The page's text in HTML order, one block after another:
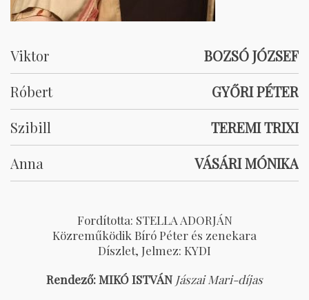
Viktor
BOZSÓ JÓZSEF
Róbert
GYŐRI PÉTER
Szibill
TEREMI TRIXI
Anna
VÁSÁRI MÓNIKA
Fordította: STELLA ADORJÁN
Közreműködik Bíró Péter és zenekara
Díszlet, Jelmez: KYDI
Rendező: MIKÓ ISTVÁN Jászai Mari-díjas